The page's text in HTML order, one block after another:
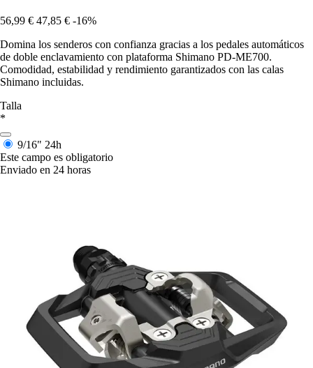
56,99 € 47,85 € -16%
Domina los senderos con confianza gracias a los pedales automáticos
de doble enclavamiento con plataforma Shimano PD-ME700.
Comodidad, estabilidad y rendimiento garantizados con las calas
Shimano incluidas.
Talla
*
9/16" 24h
Este campo es obligatorio
Enviado en 24 horas